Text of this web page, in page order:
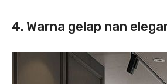
4. Warna gelap nan